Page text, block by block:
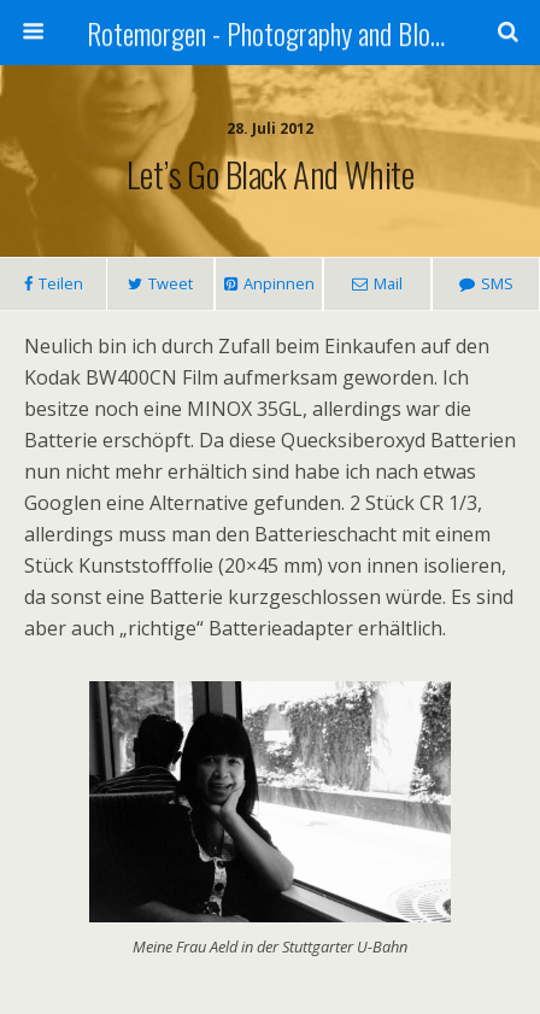
Rotemorgen - Photography and Blog by Alexander Sprinz
28. Juli 2012
Let’s Go Black And White
Teilen Tweet Anpinnen Mail SMS
Neulich bin ich durch Zufall beim Einkaufen auf den
Kodak BW400CN Film aufmerksam geworden. Ich
besitze noch eine MINOX 35GL, allerdings war die
Batterie erschöpft. Da diese Quecksiberoxyd Batterien
nun nicht mehr erhältich sind habe ich nach etwas
Googlen eine Alternative gefunden. 2 Stück CR 1/3,
allerdings muss man den Batterieschacht mit einem
Stück Kunststofffolie (20×45 mm) von innen isolieren,
da sonst eine Batterie kurzgeschlossen würde. Es sind
aber auch „richtige“ Batterieadapter erhältlich.
Meine Frau Aeld in der Stuttgarter U-Bahn